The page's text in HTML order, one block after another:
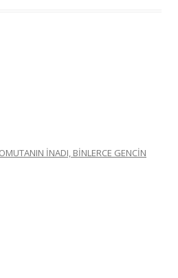
İNADI, BİNLERCE GENCİN